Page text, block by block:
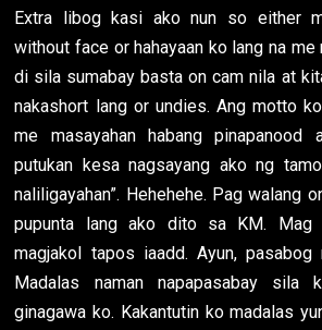
Extra libog kasi ako nun so either
without face or hahayaan ko lang na
di sila sumabay basta on cam nila at
nakashort lang or undies. Ang motto
me masayahan habang pinapanood
putukan kesa nagsayang ako ng
naliligayahan”. Hehehehe. Pag walang
pupunta lang ako dito sa KM.
magjakol tapos iaadd. Ayun,
Madalas naman napapasabay sila
ginagawa ko. Kakantutin ko madalas